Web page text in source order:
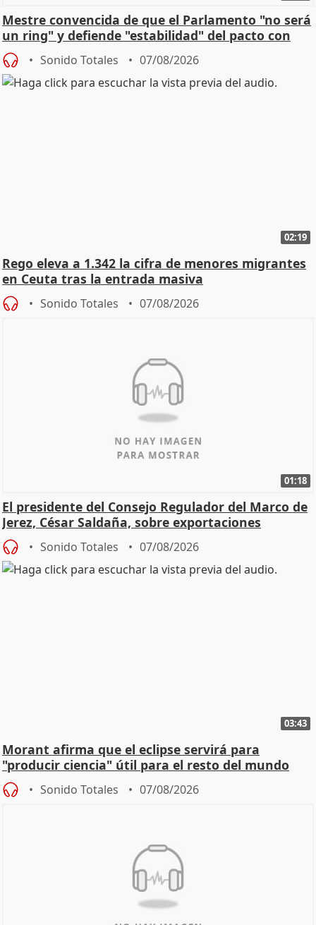
Mestre convencida de que el Parlamento "no será
un ring" y defiende "estabilidad" del pacto con
Vox
Sonido Totales 07/08/2026
02:19
Rego eleva a 1.342 la cifra de menores migrantes
en Ceuta tras la entrada masiva
Sonido Totales 07/08/2026
01:18
El presidente del Consejo Regulador del Marco de
Jerez, César Saldaña, sobre exportaciones
Sonido Totales 07/08/2026
03:43
Morant afirma que el eclipse servirá para
"producir ciencia" útil para el resto del mundo
Sonido Totales 07/08/2026